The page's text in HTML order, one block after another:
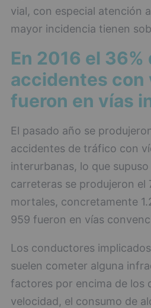
vial, con especial atención
mayor incidencia tienen
En 2016 el 36%
accidentes con
fueron en vías
El pasado año se
accidentes de tráfico con
interurbanas, lo que
carreteras se produjeron el
mortales, concretamente
959 fueron en vías
Los conductores
suelen cometer alguna
factores por encima de los
velocidad, el consumo de